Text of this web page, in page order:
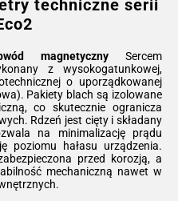
techniczne serii
magnetycznySercem
z wysokogatunkowej,
o uporządkowanej
Pakiety blach są izolowane
co skutecznie ogranicza
Rdzeń jest cięty i składany
na minimalizację prądu
poziomu hałasu urządzenia.
przed korozją, a
mechaniczną nawet w